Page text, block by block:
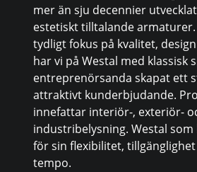
mer än sju decennier
estetiskt tilltalande
tydligt fokus på kvalitet,
har vi på Westal med klassisk
entreprenörsanda skapat ett
attraktivt kunderbjudande.
innefattar interiör-, exteriör-
industribelysning. Westal
för sin flexibilitet,
tempo.